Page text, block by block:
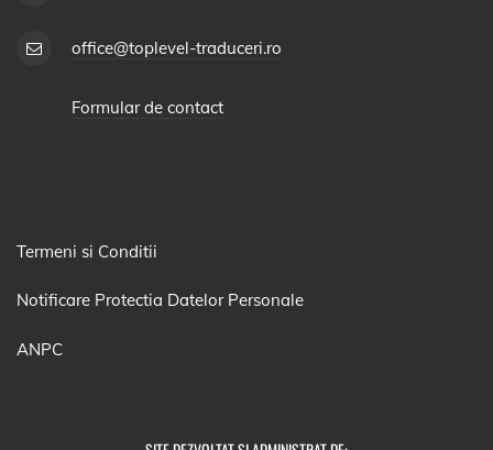
office@toplevel-traduceri.ro
Formular de contact
Termeni si Conditii
Notificare Protectia Datelor Personale
ANPC